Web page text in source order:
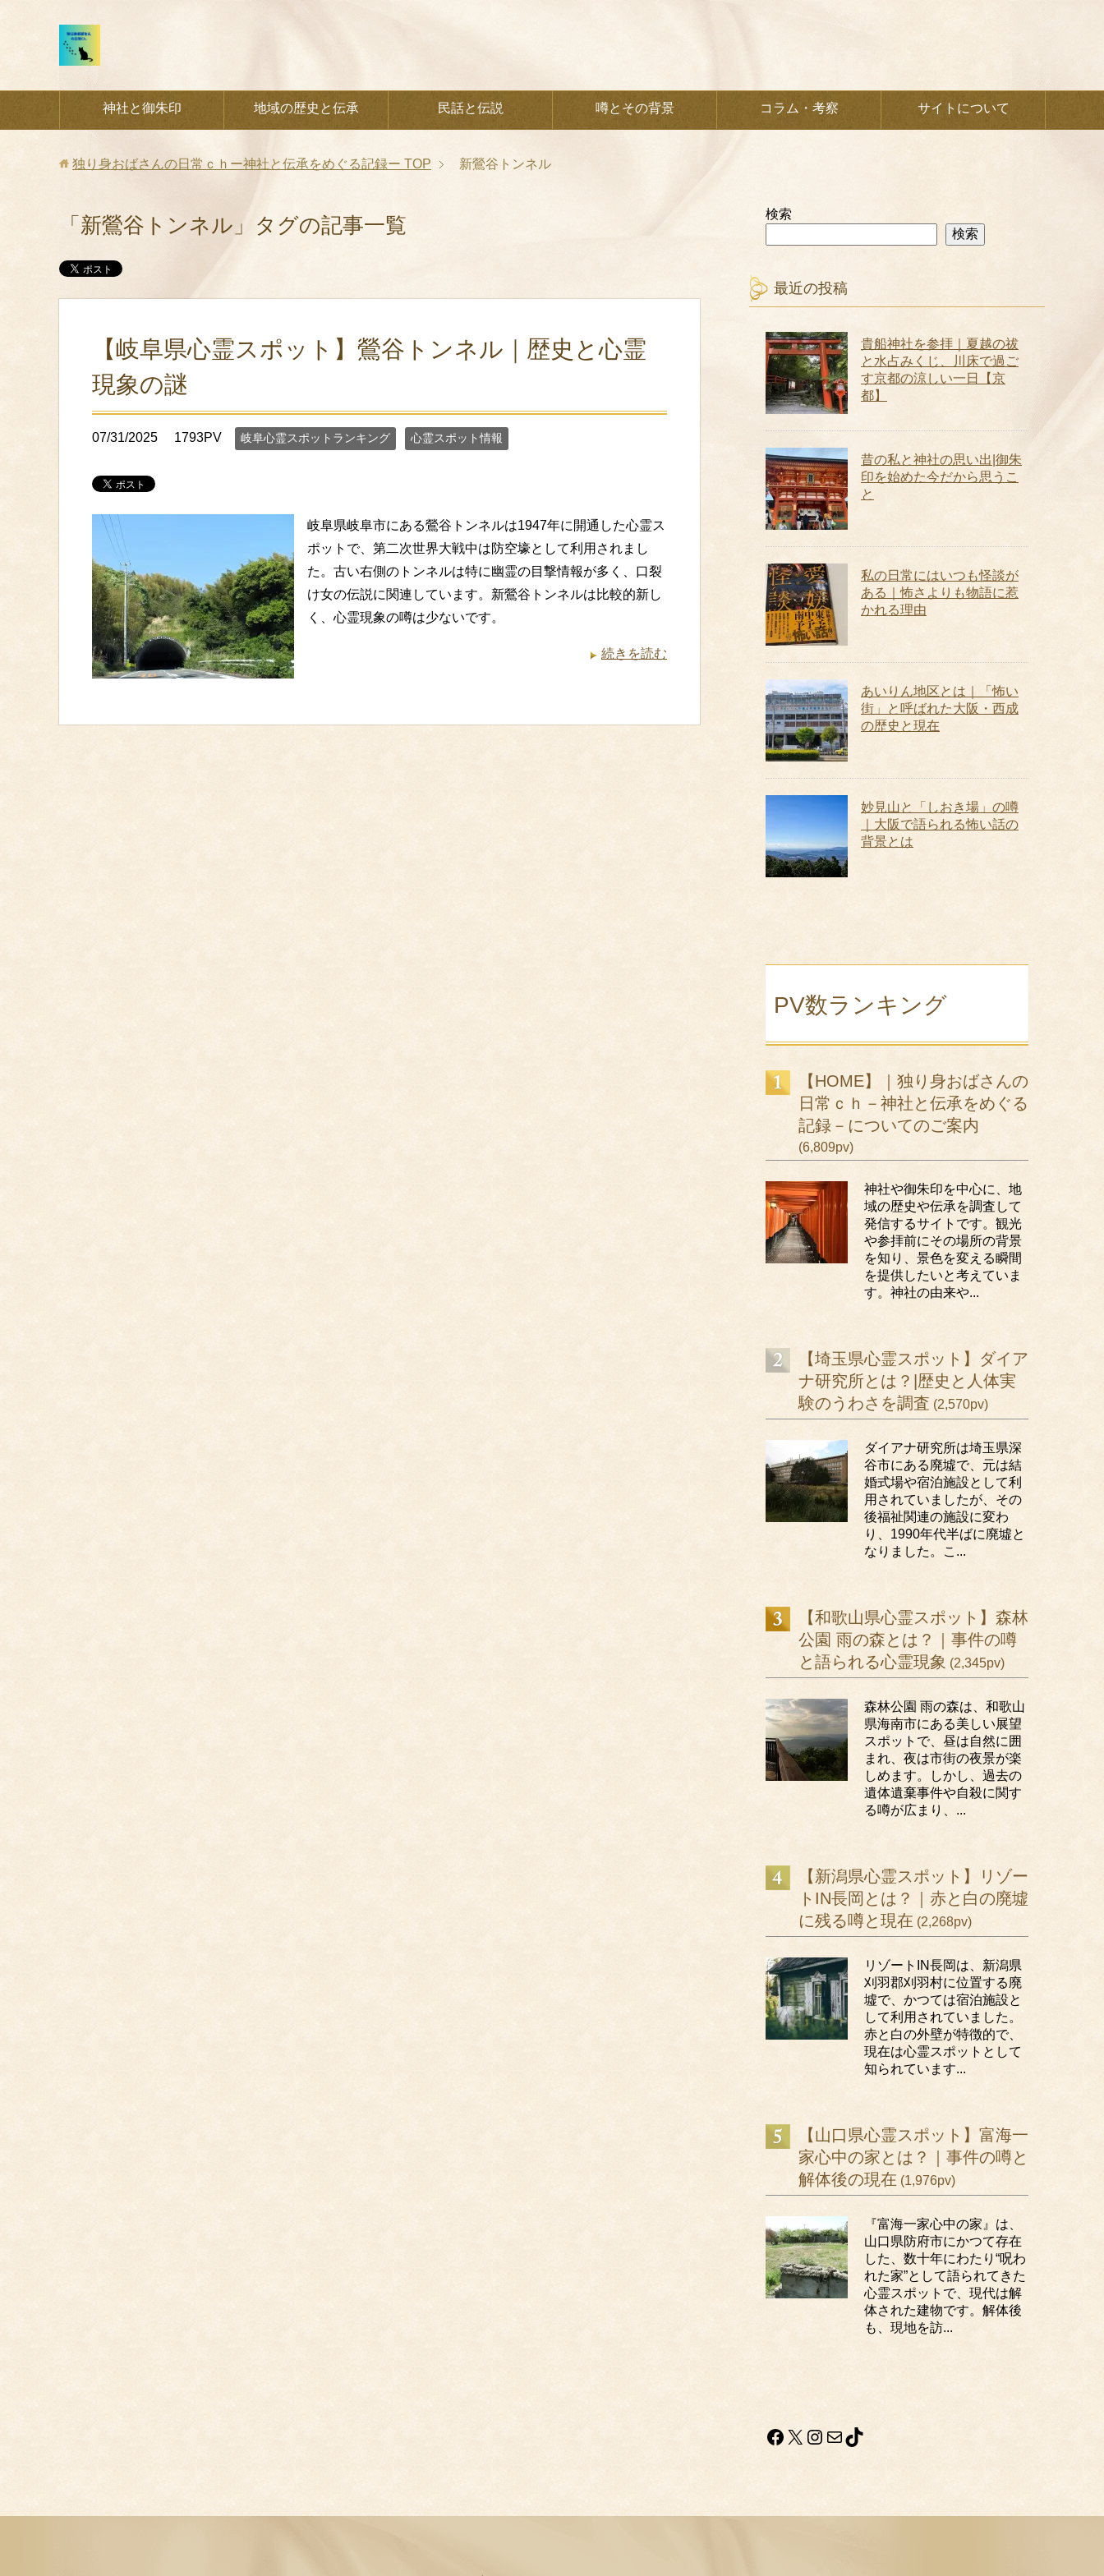
神社と御朱印 地域の歴史と伝承 民話と伝説 噂とその背景 コラム・考察 サイトについて
独り身おばさんの日常ｃｈー神社と伝承をめぐる記録ー TOP 新鶯谷トンネル
「新鶯谷トンネル」タグの記事一覧
【岐阜県心霊スポット】鶯谷トンネル｜歴史と心霊
現象の謎
07/31/2025 1793PV 岐阜心霊スポットランキング 心霊スポット情報
岐阜県岐阜市にある鶯谷トンネルは1947年に開通した心霊ス
ポットで、第二次世界大戦中は防空壕として利用されまし
た。古い右側のトンネルは特に幽霊の目撃情報が多く、口裂
け女の伝説に関連しています。新鶯谷トンネルは比較的新し
く、心霊現象の噂は少ないです。
続きを読む
検索
検索
最近の投稿
貴船神社を参拝｜夏越の祓
と水占みくじ、川床で過ご
す京都の涼しい一日【京
都】
昔の私と神社の思い出|御朱
印を始めた今だから思うこ
と
私の日常にはいつも怪談が
ある｜怖さよりも物語に惹
かれる理由
あいりん地区とは｜「怖い
街」と呼ばれた大阪・西成
の歴史と現在
妙見山と「しおき場」の噂
｜大阪で語られる怖い話の
背景とは
PV数ランキング
【HOME】｜独り身おばさんの
日常ｃｈ－神社と伝承をめぐる
記録－についてのご案内
(6,809pv)
神社や御朱印を中心に、地
域の歴史や伝承を調査して
発信するサイトです。観光
や参拝前にその場所の背景
を知り、景色を変える瞬間
を提供したいと考えていま
す。神社の由来や...
【埼玉県心霊スポット】ダイア
ナ研究所とは？|歴史と人体実
験のうわさを調査 (2,570pv)
ダイアナ研究所は埼玉県深
谷市にある廃墟で、元は結
婚式場や宿泊施設として利
用されていましたが、その
後福祉関連の施設に変わ
り、1990年代半ばに廃墟と
なりました。こ...
【和歌山県心霊スポット】森林
公園 雨の森とは？｜事件の噂
と語られる心霊現象 (2,345pv)
森林公園 雨の森は、和歌山
県海南市にある美しい展望
スポットで、昼は自然に囲
まれ、夜は市街の夜景が楽
しめます。しかし、過去の
遺体遺棄事件や自殺に関す
る噂が広まり、...
【新潟県心霊スポット】リゾー
トIN長岡とは？｜赤と白の廃墟
に残る噂と現在 (2,268pv)
リゾートIN長岡は、新潟県
刈羽郡刈羽村に位置する廃
墟で、かつては宿泊施設と
して利用されていました。
赤と白の外壁が特徴的で、
現在は心霊スポットとして
知られています...
【山口県心霊スポット】富海一
家心中の家とは？｜事件の噂と
解体後の現在 (1,976pv)
『富海一家心中の家』は、
山口県防府市にかつて存在
した、数十年にわたり“呪わ
れた家”として語られてきた
心霊スポットで、現代は解
体された建物です。解体後
も、現地を訪...
Facebook
X Instagram
メールTikTok